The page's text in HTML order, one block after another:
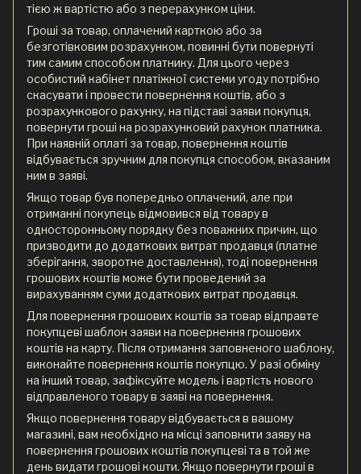
тією ж вартістю або з перерахунком ціни.
Гроші за товар, оплачений карткою або за
безготівковим розрахунком, повинні бути повернуті
тим самим способом платнику. Для цього через
особистий кабінет платіжної системи угоду потрібно
скасувати і провести повернення коштів, або з
розрахункового рахунку, на підставі заяви покупця,
повернути гроші на розрахунковий рахунок платника.
При наявній оплаті за товар, повернення коштів
відбувається зручним для покупця способом, вказаним
ним в заяві.
Якщо товар був попередньо оплачений, але при
отриманні покупець відмовився від товару в
односторонньому порядку без поважних причин, що
призводити до додаткових витрат продавця (платне
зберігання, зворотне доставлення), тоді повернення
грошових коштів може бути проведений за
вирахуванням суми додаткових витрат продавця.
Для повернення грошових коштів за товар відправте
покупцеві шаблон заяви на повернення грошових
коштів на карту. Після отримання заповненого шаблону,
виконайте повернення коштів покупцю. У разі обміну
на інший товар, зафіксуйте модель і вартість нового
відправленого товару в заяві на повернення.
Якщо повернення товару відбувається в вашому
магазині, вам необхідно на місці заповнити заяву на
повернення грошових коштів покупцеві та в той же
день видати грошові кошти. Якщо повернути гроші в